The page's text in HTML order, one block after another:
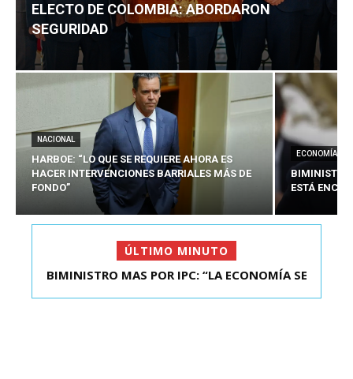
ELECTO DE COLOMBIA: ABORDARON
SEGURIDAD
NACIONAL
HARBOE: “LO QUE SE REQUIERE AHORA ES
HACER INTERVENCIONES BARRIALES MÁS DE
FONDO”
ECONOMÍA
BIMINISTRO
ESTÁ
ÚLTIMO MINUTO
KAST SE REUNIÓ CON EL PRESIDENTE ELECTO DE
BIMINISTRO MAS POR IPC: “LA ECONOMÍA SE